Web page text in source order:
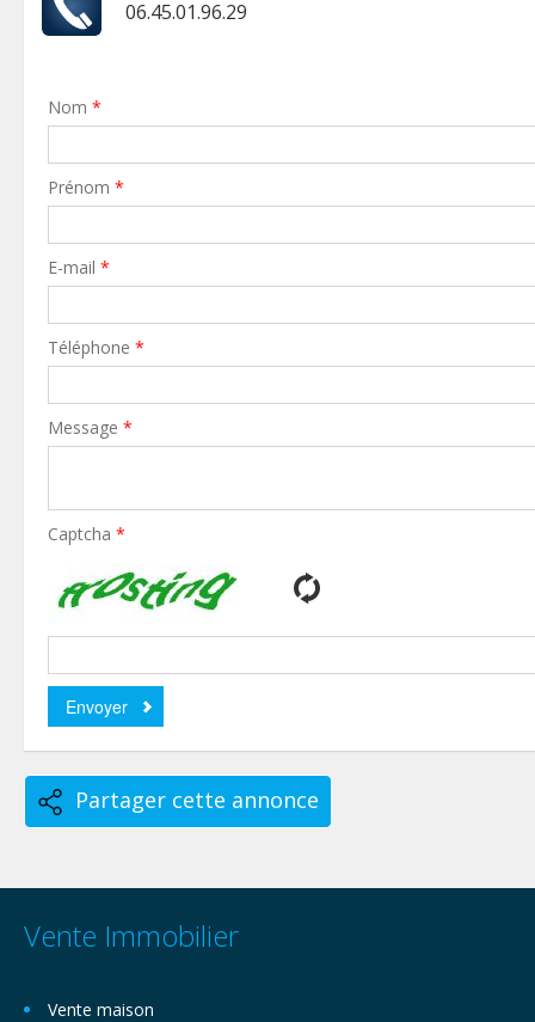
06.45.01.96.29
Nom *
Prénom *
E-mail *
Téléphone *
Message *
Captcha *
Partager cette annonce
Vente Immobilier
Vente maison